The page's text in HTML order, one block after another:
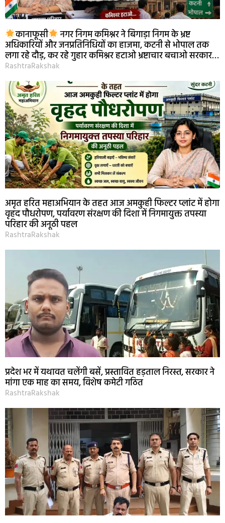
कानाफूसी नगर निगम कमिश्नर ने बिगाड़ा निगम के भ्रष्ट
अधिकारियों और जनप्रतिनिधियों का हाजमा, कटनी से भोपाल तक
लगा रहे दौड़, कर रहे गुहार कमिश्नर हटाओ भ्रष्टाचार बचाओ सरकार…
RashtraRakshak
अमृत हरित महाअभियान के तहत आज अमकुही फिल्टर प्लांट में होगा
वृहद पौधरोपण, पर्यावरण संरक्षण की दिशा में निगमायुक्त तपस्या
परिहार की अनूठी पहल
RashtraRakshak
प्रदेश भर में यथावत चलेंगी बसें, प्रस्तावित हड़ताल निरस्त, सरकार ने
मांगा एक माह का समय, विशेष कमेटी गठित
RashtraRakshak